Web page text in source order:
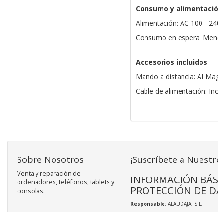
Consumo y
Alimentación: AC 100 -
Consumo en espera:
Accesorios incluidos
Mando a distancia: AI
Cable de alimentación:
Sobre Nosotros
Venta y reparación de
ordenadores, teléfonos, tablets y
consolas.
¡Suscríbete a
INFORMACIÓN
PROTECCIÓN DE
Responsable: ALAUDAJA, S.L.